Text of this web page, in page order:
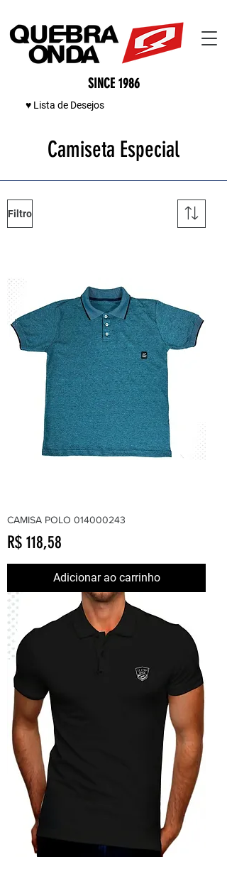
♥ Lista de Desejos
SINCE 1986
Camiseta Especial
Filtro
CAMISA POLO 014000243
Preço
R$ 118,58
Adicionar ao carrinho